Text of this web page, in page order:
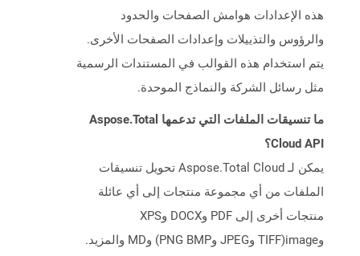
هذه الإعدادات هوامش الصفحات والحدود
والرؤوس والتذييلات وإعدادات الصفحات الأخرى.
يتم استخدام هذه القوالب في المستندات الرسمية
مثل رسائل الشركة والنماذج الموحدة.
ما تنسيقات الملفات التي تدعمها Aspose.Total
Cloud API؟
يمكن لـ Aspose.Total Cloud تحويل تنسيقات
الملفات من أي مجموعة منتجات إلى أي عائلة
منتجات أخرى إلى PDF وDOCX وXPS
وimage(TIFF وJPEG وPNG BMP) وMD والمزيد.